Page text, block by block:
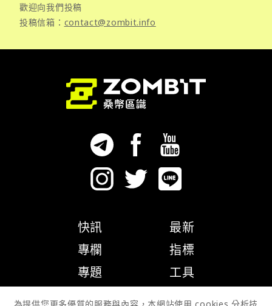
歡迎向我們投稿
投稿信箱： contact@zombit.info
快訊
專欄
專題
最新
指標
工具